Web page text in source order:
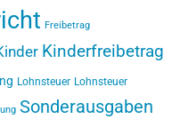
Freibetrag
Kinderfreibetrag
Lohnsteuer Lohnsteuer
Sonderausgaben